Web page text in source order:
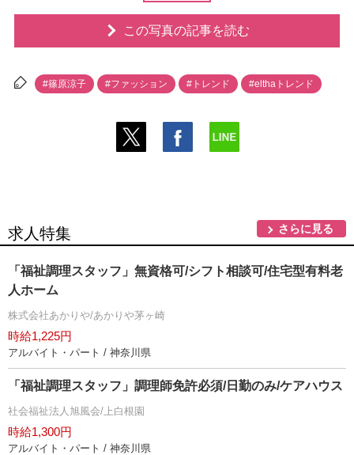
この写真の記事を読む
#篠原涼子 #ファッション #トレンド #elthaトレンド
求人特集 さらに見る
「福祉調理スタッフ」無資格可/シフト相談可/住宅型有料老
人ホーム
株式会社あかりや/あかりや茅ヶ崎
時給1,225円
アルバイト・パート / 神奈川県
「福祉調理スタッフ」調理師免許必須/日勤のみ/ケアハウス
社会福祉法人旭風会/上白根園
時給1,300円
アルバイト・パート / 神奈川県